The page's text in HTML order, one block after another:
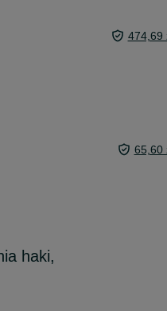
474,69
65,60
haki,